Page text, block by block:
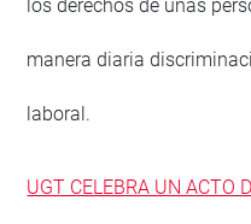
los derechos de unas
manera diaria
laboral.
UGT CELEBRA UN ACTO